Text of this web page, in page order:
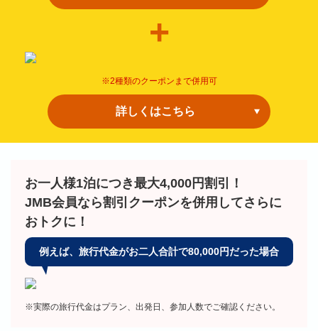
※2種類のクーポンまで併用可
詳しくはこちら
お一人様1泊につき最大4,000円割引！
JMB会員なら割引クーポンを併用してさらに
おトクに！
例えば、旅行代金がお二人合計で80,000円だった場合
※実際の旅行代金はプラン、出発日、参加人数でご確認ください。